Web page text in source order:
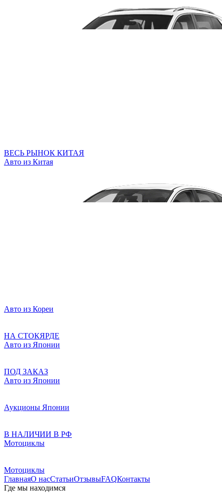
ВЕСЬ РЫНОК КИТАЯ
Авто из Китая
Авто из Кореи
НА СТОКЯРДЕ
Авто из Японии
ПОД ЗАКАЗ
Авто из Японии
Аукционы Японии
В НАЛИЧИИ В РФ
Мотоциклы
Мотоциклы
ГлавнаяО насСтатьиОтзывыFAQКонтакты
Где мы находимся